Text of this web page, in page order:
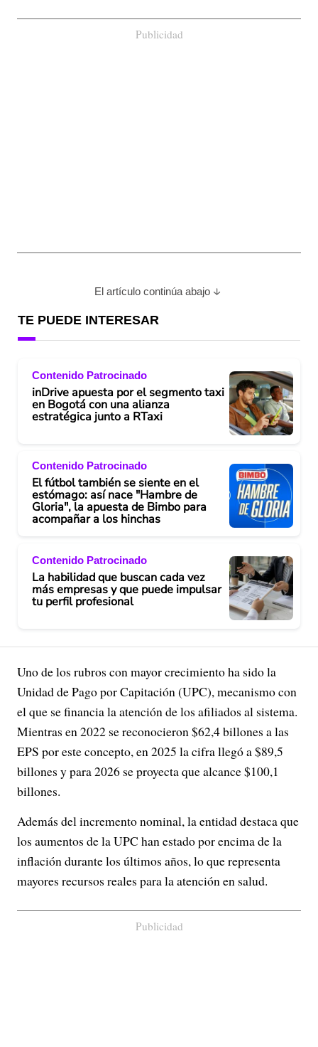
Publicidad
El artículo continúa abajo
TE PUEDE INTERESAR
Contenido Patrocinado
inDrive apuesta por el segmento taxi
en Bogotá con una alianza
estratégica junto a RTaxi
Contenido Patrocinado
El fútbol también se siente en el
estómago: así nace "Hambre de
Gloria", la apuesta de Bimbo para
acompañar a los hinchas
Contenido Patrocinado
La habilidad que buscan cada vez
más empresas y que puede impulsar
tu perfil profesional
Uno de los rubros con mayor crecimiento ha sido la
Unidad de Pago por Capitación (UPC), mecanismo con
el que se financia la atención de los afiliados al sistema.
Mientras en 2022 se reconocieron $62,4 billones a las
EPS por este concepto, en 2025 la cifra llegó a $89,5
billones y para 2026 se proyecta que alcance $100,1
billones.
Además del incremento nominal, la entidad destaca que
los aumentos de la UPC han estado por encima de la
inflación durante los últimos años, lo que representa
mayores recursos reales para la atención en salud.
Publicidad